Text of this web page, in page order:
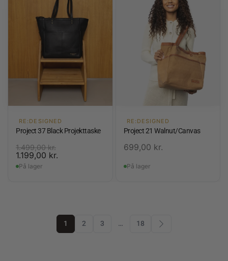
RE:DESIGNED
Project 37 Black Projekttaske
1.499,00kr.
1.199,00 kr.
På lager
RE:DESIGNED
Project 21 Walnut/Canvas
699,00 kr.
På lager
1 2 3 … 18